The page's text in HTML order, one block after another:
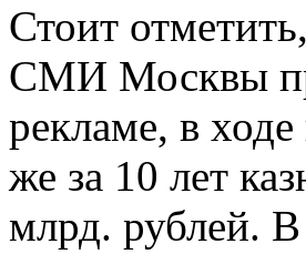
Стоит
СМИ Москвы
рекламе, в
же за 10 лет
млрд. рублей. В